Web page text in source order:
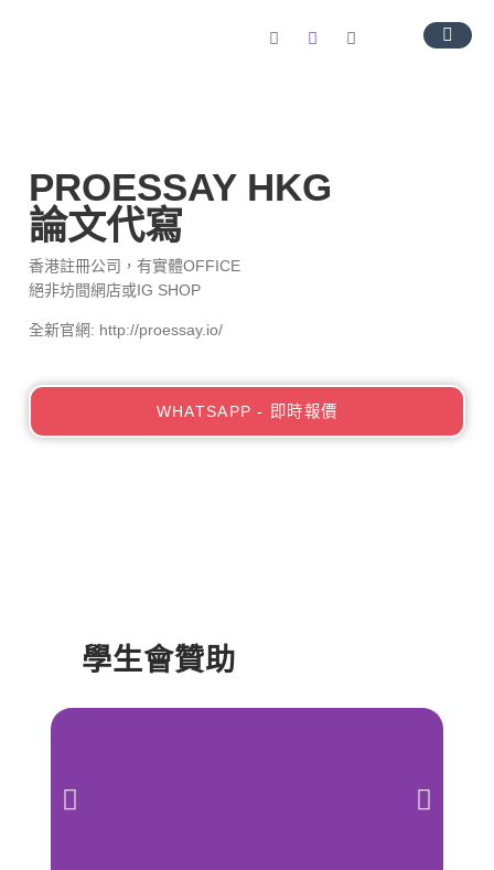
PROESSAY HKG
論文代寫
香港註冊公司，有實體OFFICE
絕非坊間網店或IG SHOP
全新官網: http://proessay.io/
WHATSAPP - 即時報價
學生會贊助